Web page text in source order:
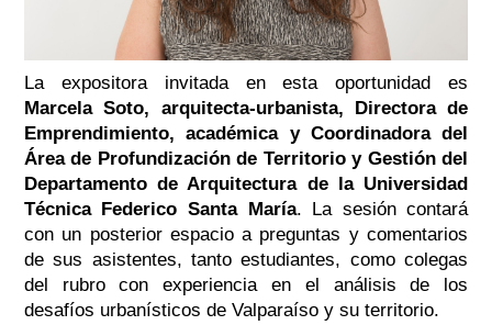
La expositora invitada en esta oportunidad es
Marcela Soto, arquitecta-urbanista, Directora de
Emprendimiento, académica y Coordinadora del
Área de Profundización de Territorio y Gestión del
Departamento de Arquitectura de la Universidad
Técnica Federico Santa María. La sesión contará
con un posterior espacio a preguntas y comentarios
de sus asistentes, tanto estudiantes, como colegas
del rubro con experiencia en el análisis de los
desafíos urbanísticos de Valparaíso y su territorio.